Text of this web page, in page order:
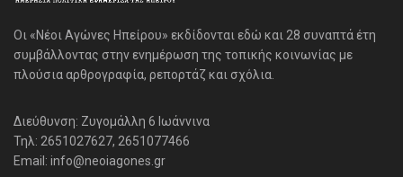
Οι «Νέοι Αγώνες Ηπείρου» εκδίδονται εδώ και 28 συναπτά έτη
συμβάλλοντας στην ενημέρωση της τοπικής κοινωνίας με
πλούσια αρθρογραφία, ρεπορτάζ και σχόλια.
Διεύθυνση: Ζυγομάλλη 6 Ιωάννινα
Τηλ: 2651027627, 2651077466
Email: info@neoiagones.gr